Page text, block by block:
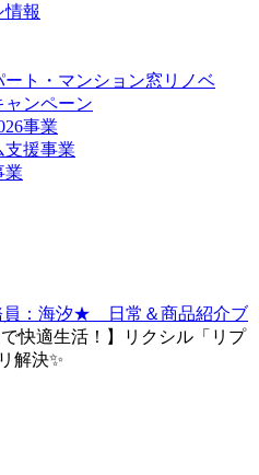
情報
ト・マンション窓リノベ
ャンペーン
事業
支援事業
業
：海汐★ 日常＆商品紹介ブ
で快適生活！】リクシル「リプ
解決✨